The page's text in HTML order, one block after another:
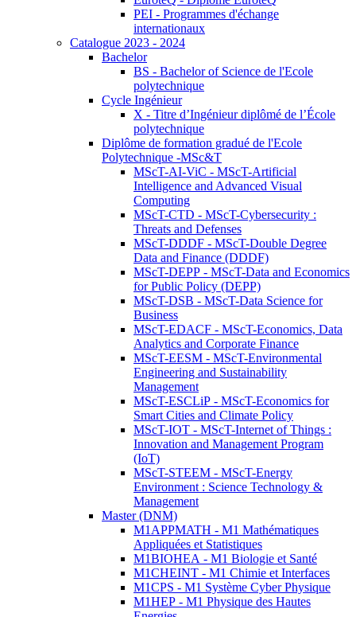
PEI - Programmes d'échange
internationaux
Catalogue 2023 - 2024
Bachelor
BS - Bachelor of Science de l'Ecole
polytechnique
Cycle Ingénieur
X - Titre d’Ingénieur diplômé de l’École
polytechnique
Diplôme de formation gradué de l'Ecole
Polytechnique -MSc&T
MScT-AI-ViC - MScT-Artificial
Intelligence and Advanced Visual
Computing
MScT-CTD - MScT-Cybersecurity :
Threats and Defenses
MScT-DDDF - MScT-Double Degree
Data and Finance (DDDF)
MScT-DEPP - MScT-Data and Economics
for Public Policy (DEPP)
MScT-DSB - MScT-Data Science for
Business
MScT-EDACF - MScT-Economics, Data
Analytics and Corporate Finance
MScT-EESM - MScT-Environmental
Engineering and Sustainability
Management
MScT-ESCLiP - MScT-Economics for
Smart Cities and Climate Policy
MScT-IOT - MScT-Internet of Things :
Innovation and Management Program
(IoT)
MScT-STEEM - MScT-Energy
Environment : Science Technology &
Management
Master (DNM)
M1APPMATH - M1 Mathématiques
Appliquées et Statistiques
M1BIOHEA - M1 Biologie et Santé
M1CHEINT - M1 Chimie et Interfaces
M1CPS - M1 Système Cyber Physique
M1HEP - M1 Physique des Hautes